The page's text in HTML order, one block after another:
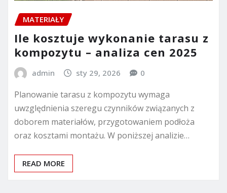
MATERIAŁY
Ile kosztuje wykonanie tarasu z
kompozytu – analiza cen 2025
admin sty 29, 2026 0
Planowanie tarasu z kompozytu wymaga
uwzględnienia szeregu czynników związanych z
doborem materiałów, przygotowaniem podłoża
oraz kosztami montażu. W poniższej analizie…
READ MORE